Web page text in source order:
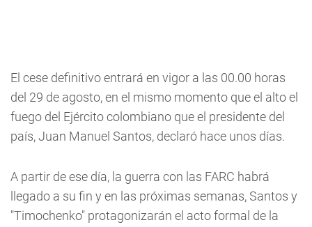
El cese definitivo entrará en vigor a las 00.00 horas
del 29 de agosto, en el mismo momento que el alto el
fuego del Ejército colombiano que el presidente del
país, Juan Manuel Santos, declaró hace unos días.
A partir de ese día, la guerra con las FARC habrá
llegado a su fin y en las próximas semanas, Santos y
"Timochenko" protagonizarán el acto formal de la